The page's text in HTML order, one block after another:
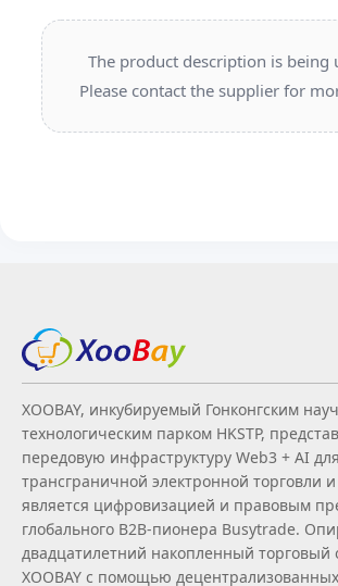
The product description is being
Please contact the supplier for
XOOBAY, инкубируемый Гонконгским
технологическим парком HKSTP,
передовую инфраструктуру Web3 + AI для
трансграничной электронной торговли
является цифровизацией и правовым
глобального B2B‑пионера Busytrade.
двадцатилетний накопленный
XOOBAY с помощью